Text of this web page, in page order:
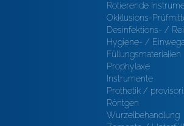
Rotierende
Okklusions-
Desinfektions- /
Hygiene- /
Füllungsmaterialien
Prophylaxe
Instrumente
Prothetik /
Röntgen
Wurzelbehandlung